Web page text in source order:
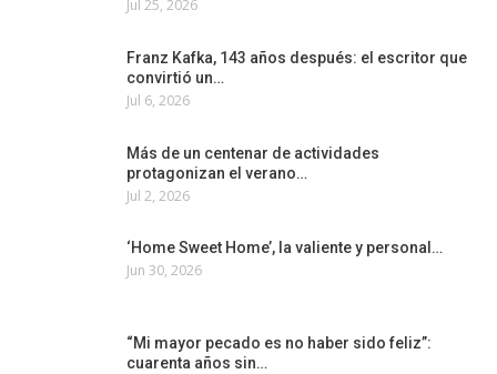
Jul 25, 2026
Franz Kafka, 143 años después: el escritor que
convirtió un…
Jul 6, 2026
Más de un centenar de actividades
protagonizan el verano…
Jul 2, 2026
‘Home Sweet Home’, la valiente y personal…
Jun 30, 2026
“Mi mayor pecado es no haber sido feliz”:
cuarenta años sin…